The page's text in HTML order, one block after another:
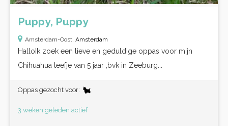
Puppy, Puppy
Amsterdam-Oost, Amsterdam
HalloIk zoek een lieve en geduldige oppas voor mijn
Chihuahua teefje van 5 jaar ,bvk in Zeeburg...
Oppas gezocht voor:
3 weken geleden actief